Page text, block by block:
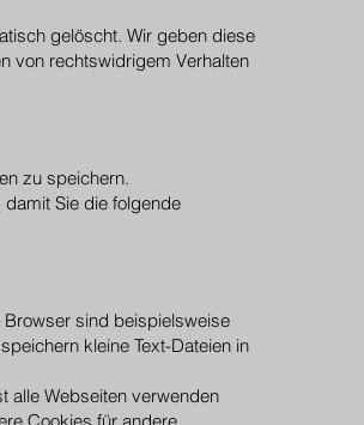
gelöscht. Wir geben diese
von rechtswidrigem Verhalten
zu speichern.
Sie die folgende
Browser sind beispielsweise
kleine Text-Dateien in
alle Webseiten verwenden